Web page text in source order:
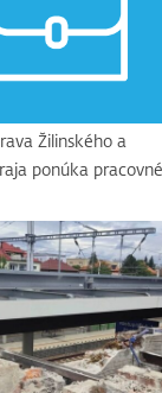
Žilinského a
ponúka